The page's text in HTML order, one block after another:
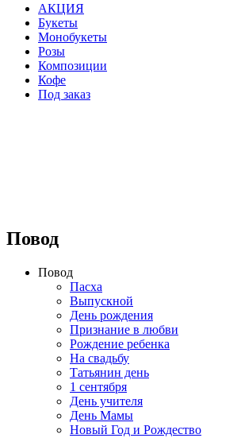
АКЦИЯ
Букеты
Монобукеты
Розы
Композиции
Кофе
Под заказ
Повод
Повод
Пасха
Выпускной
День рождения
Признание в любви
Рождение ребенка
На свадьбу
Татьянин день
1 сентября
День учителя
День Мамы
Новый Год и Рождество